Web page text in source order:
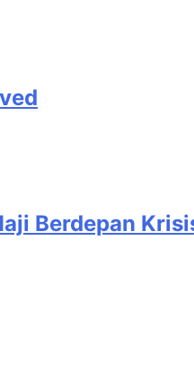
Berdepan